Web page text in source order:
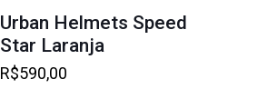
Urban Helmets Speed
Star Laranja
R$590,00